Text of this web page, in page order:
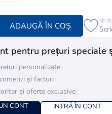
ADAUGĂ ÎN COȘ
pentru prețuri speciale
personalizate
și facturi
și oferte exclusive
CONT INTRĂ ÎN CONT